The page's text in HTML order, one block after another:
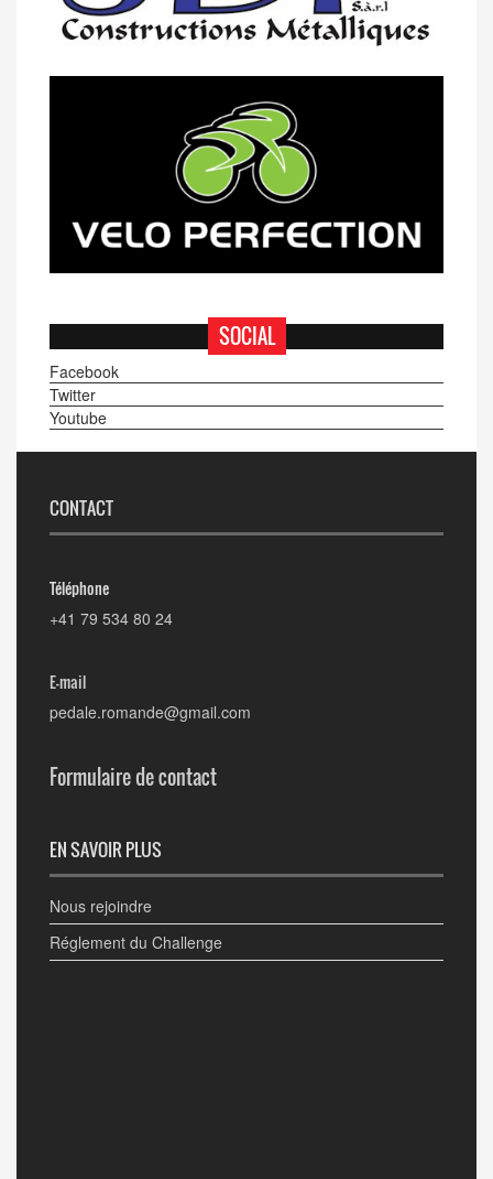
SOCIAL
Facebook
Twitter
Youtube
CONTACT
Téléphone
+41 79 534 80 24
E-mail
pedale.romande@gmail.com
Formulaire de contact
EN SAVOIR PLUS
Nous rejoindre
Réglement du Challenge